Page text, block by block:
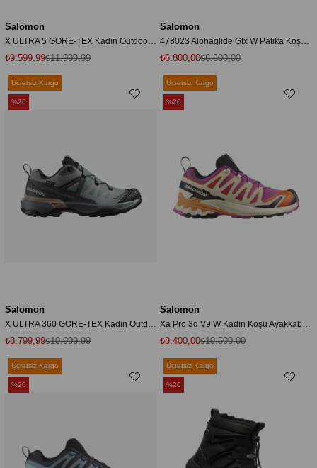
Salomon
X ULTRA 5 GORE-TEX Kadın Outdoor Ayakkabı Plum Kitten L47726200
₺9.599,99₺11.999,99
Salomon
478023 Alphaglide Gtx W Patika Koşusu Kadın Spor Ayakkabı
₺6.800,00₺8.500,00
Salomon
₺8.799,99₺10.999,99
Ücretsiz Kargo
%20
Salomon
₺8.400,00₺10.500,00
Ücretsiz Kargo
%20
Ücretsiz Kargo
%20
Ücretsiz Kargo
%20